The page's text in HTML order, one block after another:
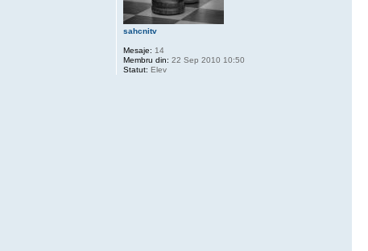
sahcnitv
Mesaje: 14
Membru din: 22 Sep 2010 10:50
Statut: Elev